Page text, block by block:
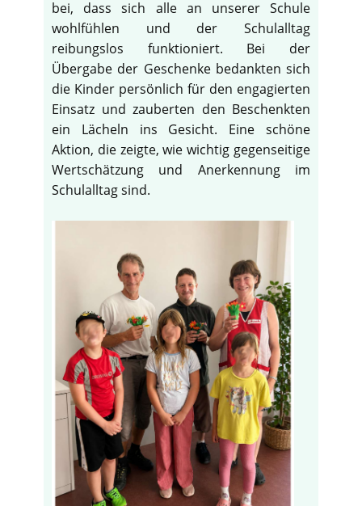
bei, dass sich alle an unserer Schule
wohlfühlen und der Schulalltag
reibungslos funktioniert. Bei der
Übergabe der Geschenke bedankten sich
die Kinder persönlich für den engagierten
Einsatz und zauberten den Beschenkten
ein Lächeln ins Gesicht. Eine schöne
Aktion, die zeigte, wie wichtig gegenseitige
Wertschätzung und Anerkennung im
Schulalltag sind.